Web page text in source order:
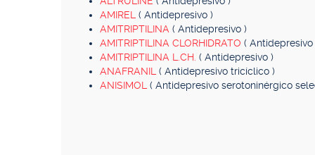
AMIREL ( Antidepresivo )
AMITRIPTILINA ( Antidepresivo )
AMITRIPTILINA CLORHIDRATO ( Antidepresivo
AMITRIPTILINA L.CH. ( Antidepresivo )
ANAFRANIL ( Antidepresivo tricíclico )
ANISIMOL ( Antidepresivo serotoninérgico